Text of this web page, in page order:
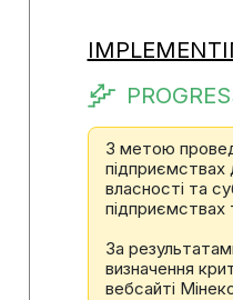
З метою
підприємствах
власності та
підприємствах
За
визначення
вебсайті